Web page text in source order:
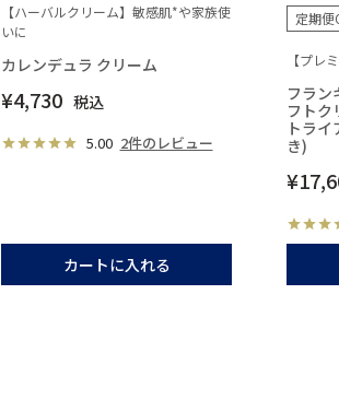
【ハーバルクリーム】敏感肌*や家族使
いに
カレンデュラ クリーム
¥4,730 税込
5.00 2件のレビュー
カートに入れる
定期便
【プレ
フラン
フトク
トラ
き)
¥